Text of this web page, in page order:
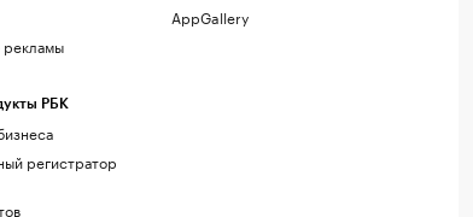
РБК
регистратор
AppGallery